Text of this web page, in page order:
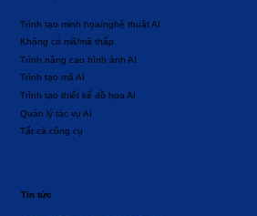
Tất cả công cụ
Quản lý tác vụ AI
Trình tạo thiết kế đồ họa AI
Không có mã/mã thấp
Trình tạo mã AI
Trình nâng cao hình ảnh AI
Trình tạo minh họa/nghệ thuật AI
Tin tức